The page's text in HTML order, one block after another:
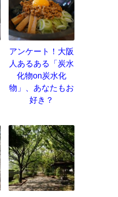
アンケート！大阪
人あるある「炭水
化物on炭水化
物」、あなたもお
好き？